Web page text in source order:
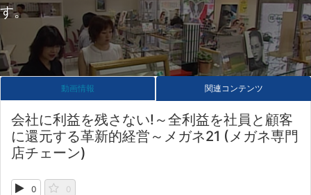
す。
動画情報 関連コンテンツ
会社に利益を残さない!～全利益を社員と顧客
に還元する革新的経営～メガネ21 (メガネ専門
店チェーン)
0 0